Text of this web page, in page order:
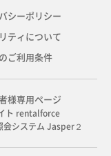
シーポリシー
ティについて
ご利用条件
様専用ページ
ト rentalforce
会システム Jasper２